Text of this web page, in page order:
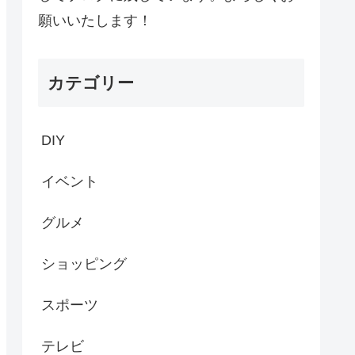
願いいたします！
カテゴリー
DIY
イベント
グルメ
ショッピング
スポーツ
テレビ